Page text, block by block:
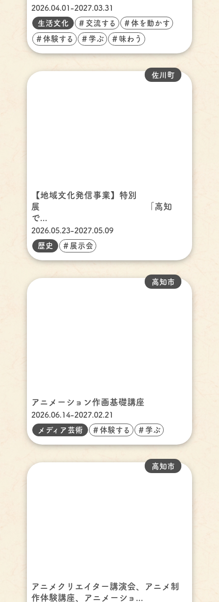
2026.04.01-2027.03.31
生活文化
＃交流する ＃体を動かす
＃体験する ＃学ぶ ＃味わう
【地域文化発信事業】特別
展 「高知
で...
佐川町
2026.05.23-2027.05.09
歴史
＃展示会
アニメーション作画基礎講座
高知市
2026.06.14-2027.02.21
メディア芸術
＃体験する ＃学ぶ
アニメクリエイター講演会、アニメ制
作体験講座、アニメーショ...
高知市